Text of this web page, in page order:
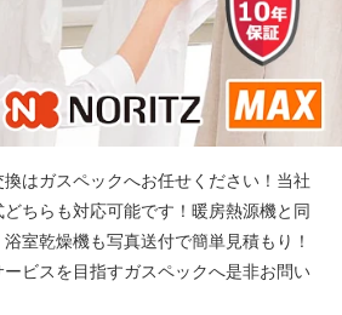
はガスペックへお任せください！当社
ちらも対応可能です！暖房熱源機と同
室乾燥機も写真送付で簡単見積もり！
ビスを目指すガスペックへ是非お問い